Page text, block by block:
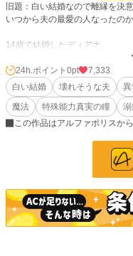
旧題：白い結婚なので離縁を決
いつから夫の最愛の人なったの
14歳で結婚したディアナ。
夫となったのは、18歳のアクス
しかし、一度お会いしただけで
することは無かった。
そして、ディアナが20歳になっ
することになった。
ると、知らない騎士様に自殺未
そして、夫に会えなくて離縁を
そんな中で私に自殺未遂の疑い
だ！」と、とんでもない告白を
24h.ポイント 0pt
7,333
白い結婚
壊れそうな夫 異
魔法
特殊能力真実の瞳
この作品はアルファポリスか